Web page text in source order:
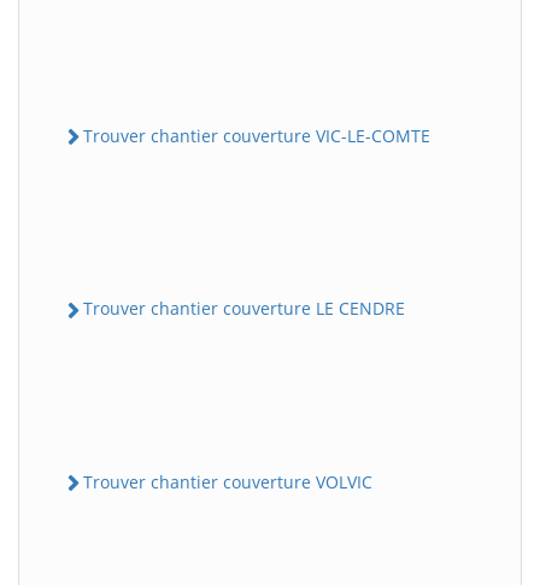
Trouver chantier couverture VIC-LE-COMTE
Trouver chantier couverture LE CENDRE
Trouver chantier couverture VOLVIC